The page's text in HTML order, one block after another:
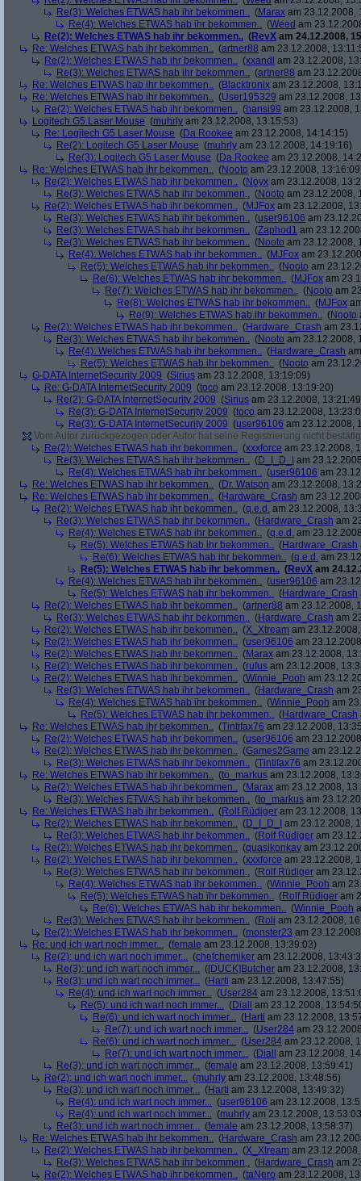
Re(3): Welches ETWAS hab ihr bekommen.. (Marax am 23.12.2008,
Re(4): Welches ETWAS hab ihr bekommen.. (Weed am
Re(2): Welches ETWAS hab ihr bekommen.. (RevX am 24.12.2008,
Re: Welches ETWAS hab ihr bekommen.. (artner88 am 23.12.2008,
Re(2): Welches ETWAS hab ihr bekommen.. (xxandl am 23.12.2008,
Re(3): Welches ETWAS hab ihr bekommen.. (artner88 am
Re: Welches ETWAS hab ihr bekommen.. (Blacktronix am 23.12.2008,
Re: Welches ETWAS hab ihr bekommen.. (User195329 am 23.12.2008,
Re(2): Welches ETWAS hab ihr bekommen.. (hansi99 am 23.12.2008,
Logitech G5 Laser Mouse (muhrly am 23.12.2008, 13:15:53)
Re: Logitech G5 Laser Mouse (Da Rookee am 23.12.2008, 14:14:15)
Re(2): Logitech G5 Laser Mouse (muhrly am 23.12.2008, 14:19:16)
Re(3): Logitech G5 Laser Mouse (Da Rookee am 23.12.2008,
Re: Welches ETWAS hab ihr bekommen.. (Nooto am 23.12.2008,
Re(2): Welches ETWAS hab ihr bekommen.. (Noyx am 23.12.2008,
Re(3): Welches ETWAS hab ihr bekommen.. (Nooto am 23.12.2008,
Re(2): Welches ETWAS hab ihr bekommen.. (MJFox am 23.12.2008,
Re(3): Welches ETWAS hab ihr bekommen.. (user96106 am
Re(3): Welches ETWAS hab ihr bekommen.. (Zaphod1 am
Re(3): Welches ETWAS hab ihr bekommen.. (Nooto am 23.12.2008,
Re(4): Welches ETWAS hab ihr bekommen.. (MJFox am
Re(5): Welches ETWAS hab ihr bekommen.. (Nooto am
Re(6): Welches ETWAS hab ihr bekommen.. (MJFox am
Re(7): Welches ETWAS hab ihr bekommen.. (Nooto am
Re(8): Welches ETWAS hab ihr bekommen.. (MJFox
Re(9): Welches ETWAS hab ihr bekommen.. (Nooto
Re(2): Welches ETWAS hab ihr bekommen.. (Hardware_Crash am
Re(3): Welches ETWAS hab ihr bekommen.. (Nooto am 23.12.2008,
Re(4): Welches ETWAS hab ihr bekommen.. (Hardware_Crash
Re(5): Welches ETWAS hab ihr bekommen.. (Nooto am
G-DATA InternetSecurity 2009 (Sirius am 23.12.2008, 13:19:09)
Re: G-DATA InternetSecurity 2009 (toco am 23.12.2008, 13:19:20)
Re(2): G-DATA InternetSecurity 2009 (Sirius am 23.12.2008,
Re(3): G-DATA InternetSecurity 2009 (toco am 23.12.2008,
Re(3): G-DATA InternetSecurity 2009 (user96106 am 23.12.2008,
Vom Autor zurückgezogen oder Autor hat seine Registrierung nicht
Re(2): Welches ETWAS hab ihr bekommen.. (xxxforce am 23.12.2008,
Re(3): Welches ETWAS hab ihr bekommen.. (D_I_D_I
am
Re(4): Welches ETWAS hab ihr bekommen.. (user96106 am
Re: Welches ETWAS hab ihr bekommen.. (Dr. Watson am 23.12.2008,
Re: Welches ETWAS hab ihr bekommen.. (Hardware_Crash am
Re(2): Welches ETWAS hab ihr bekommen.. (q.e.d. am 23.12.2008,
Re(3): Welches ETWAS hab ihr bekommen.. (Hardware_Crash am
Re(4): Welches ETWAS hab ihr bekommen.. (q.e.d. am
Re(5): Welches ETWAS hab ihr bekommen.. (Hardware_Crash
Re(6): Welches ETWAS hab ihr bekommen.. (q.e.d. am
Re(5): Welches ETWAS hab ihr bekommen.. (RevX am
Re(4): Welches ETWAS hab ihr bekommen.. (user96106 am
Re(5): Welches ETWAS hab ihr bekommen.. (Hardware_Crash
Re(2): Welches ETWAS hab ihr bekommen.. (artner88 am 23.12.2008,
Re(3): Welches ETWAS hab ihr bekommen.. (Hardware_Crash am
Re(2): Welches ETWAS hab ihr bekommen.. (X_Xtream am
Re(2): Welches ETWAS hab ihr bekommen.. (user96106 am
Re(2): Welches ETWAS hab ihr bekommen.. (Marax am 23.12.2008,
Re(2): Welches ETWAS hab ihr bekommen.. (rufus am 23.12.2008,
Re(2): Welches ETWAS hab ihr bekommen.. (Winnie_Pooh am
Re(3): Welches ETWAS hab ihr bekommen.. (Hardware_Crash am
Re(4): Welches ETWAS hab ihr bekommen.. (Winnie_Pooh am
Re(5): Welches ETWAS hab ihr bekommen.. (Hardware_Crash
Re: Welches ETWAS hab ihr bekommen.. (Tintifax76 am 23.12.2008,
Re(2): Welches ETWAS hab ihr bekommen.. (user96106 am
Re(2): Welches ETWAS hab ihr bekommen.. (Games2Game am
Re(3): Welches ETWAS hab ihr bekommen.. (Tintifax76 am
Re: Welches ETWAS hab ihr bekommen.. (to_markus am 23.12.2008,
Re(2): Welches ETWAS hab ihr bekommen.. (Marax am 23.12.2008,
Re(3): Welches ETWAS hab ihr bekommen.. (to_markus am
Re: Welches ETWAS hab ihr bekommen.. (Rolf Rüdiger am 23.12.2008,
Re(2): Welches ETWAS hab ihr bekommen.. (D_I_D_I
am 23.12.2008,
Re(3): Welches ETWAS hab ihr bekommen.. (Rolf Rüdiger am
Re(2): Welches ETWAS hab ihr bekommen.. (quasikonkav am
Re(2): Welches ETWAS hab ihr bekommen.. (xxxforce am 23.12.2008,
Re(3): Welches ETWAS hab ihr bekommen.. (Rolf Rüdiger am
Re(4): Welches ETWAS hab ihr bekommen.. (Winnie_Pooh am
Re(5): Welches ETWAS hab ihr bekommen.. (Rolf Rüdiger am
Re(6): Welches ETWAS hab ihr bekommen.. (Winnie_Pooh
Re(3): Welches ETWAS hab ihr bekommen.. (Roli am 23.12.2008,
Re(2): Welches ETWAS hab ihr bekommen.. (monster23 am
Re: und ich wart noch immer... (female am 23.12.2008, 13:39:03)
Re(2): und ich wart noch immer... (chefchemiker am 23.12.2008,
Re(3): und ich wart noch immer... ([DUCK]Butcher am 23.12.2008,
Re(3): und ich wart noch immer... (Harti am 23.12.2008, 13:47:55)
Re(4): und ich wart noch immer... (User284 am 23.12.2008,
Re(5): und ich wart noch immer... (Diall
am 23.12.2008,
Re(6): und ich wart noch immer... (Harti am 23.12.2008,
Re(7): und ich wart noch immer... (User284 am
Re(6): und ich wart noch immer... (User284 am 23.12.2008,
Re(7): und ich wart noch immer... (Diall
am 23.12.2008,
Re(3): und ich wart noch immer... (female am 23.12.2008, 13:59:41)
Re(2): und ich wart noch immer... (muhrly am 23.12.2008, 13:48:56)
Re(3): und ich wart noch immer... (Harti am 23.12.2008, 13:49:32)
Re(4): und ich wart noch immer... (user96106 am 23.12.2008,
Re(4): und ich wart noch immer... (muhrly am 23.12.2008,
Re(3): und ich wart noch immer... (female am 23.12.2008, 13:58:37)
Re: Welches ETWAS hab ihr bekommen.. (Hardware_Crash am
Re(2): Welches ETWAS hab ihr bekommen.. (X_Xtream am
Re(3): Welches ETWAS hab ihr bekommen.. (Hardware_Crash am
Re(2): Welches ETWAS hab ihr bekommen.. (taNero am 23.12.2008,